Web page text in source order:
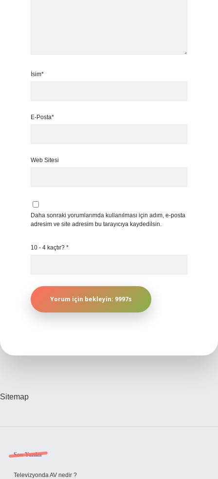
İsim*
E-Posta*
Web Sitesi
Daha sonraki yorumlarımda kullanılması için adım, e-posta
adresim ve site adresim bu tarayıcıya kaydedilsin.
10 - 4 kaçtır? *
Sitemap
Sidebar
Son Yazılar
Televizyonda AV nedir ?